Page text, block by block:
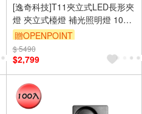
[逸奇科技]T11夾立式LED長形夾
燈 夾立式檯燈 補光照明燈 10個/
組
贈OPENPOINT
$ 5490
$2,799